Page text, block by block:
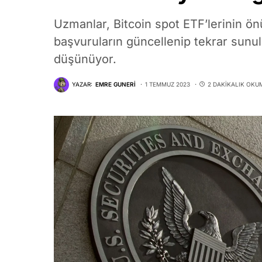
Uzmanlar, Bitcoin spot ETF’lerinin
başvuruların güncellenip tekrar
düşünüyor.
YAZAR: EMRE GUNERI 1 TEMMUZ 2023 2 DAKIKALIK